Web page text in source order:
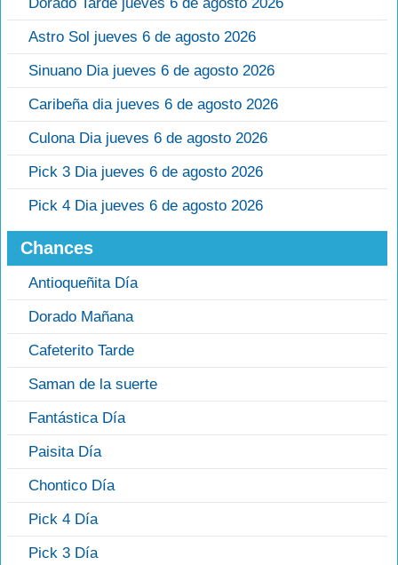
Astro Sol jueves 6 de agosto 2026
Sinuano Dia jueves 6 de agosto 2026
Caribeña dia jueves 6 de agosto 2026
Culona Dia jueves 6 de agosto 2026
Pick 3 Dia jueves 6 de agosto 2026
Pick 4 Dia jueves 6 de agosto 2026
Chances
Antioqueñita Día
Dorado Mañana
Cafeterito Tarde
Saman de la suerte
Fantástica Día
Paisita Día
Chontico Día
Pick 4 Día
Pick 3 Día